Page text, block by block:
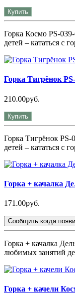
Купить
Горка Космо PS-
детей – кататься с
Горка Тигрёнок
210.00руб.
Купить
Горка Тигрёнок
детей – кататься с
Горка + качалка
171.00руб.
Сообщить когда
Горка + качалка
любимых занятий
Горка + качели